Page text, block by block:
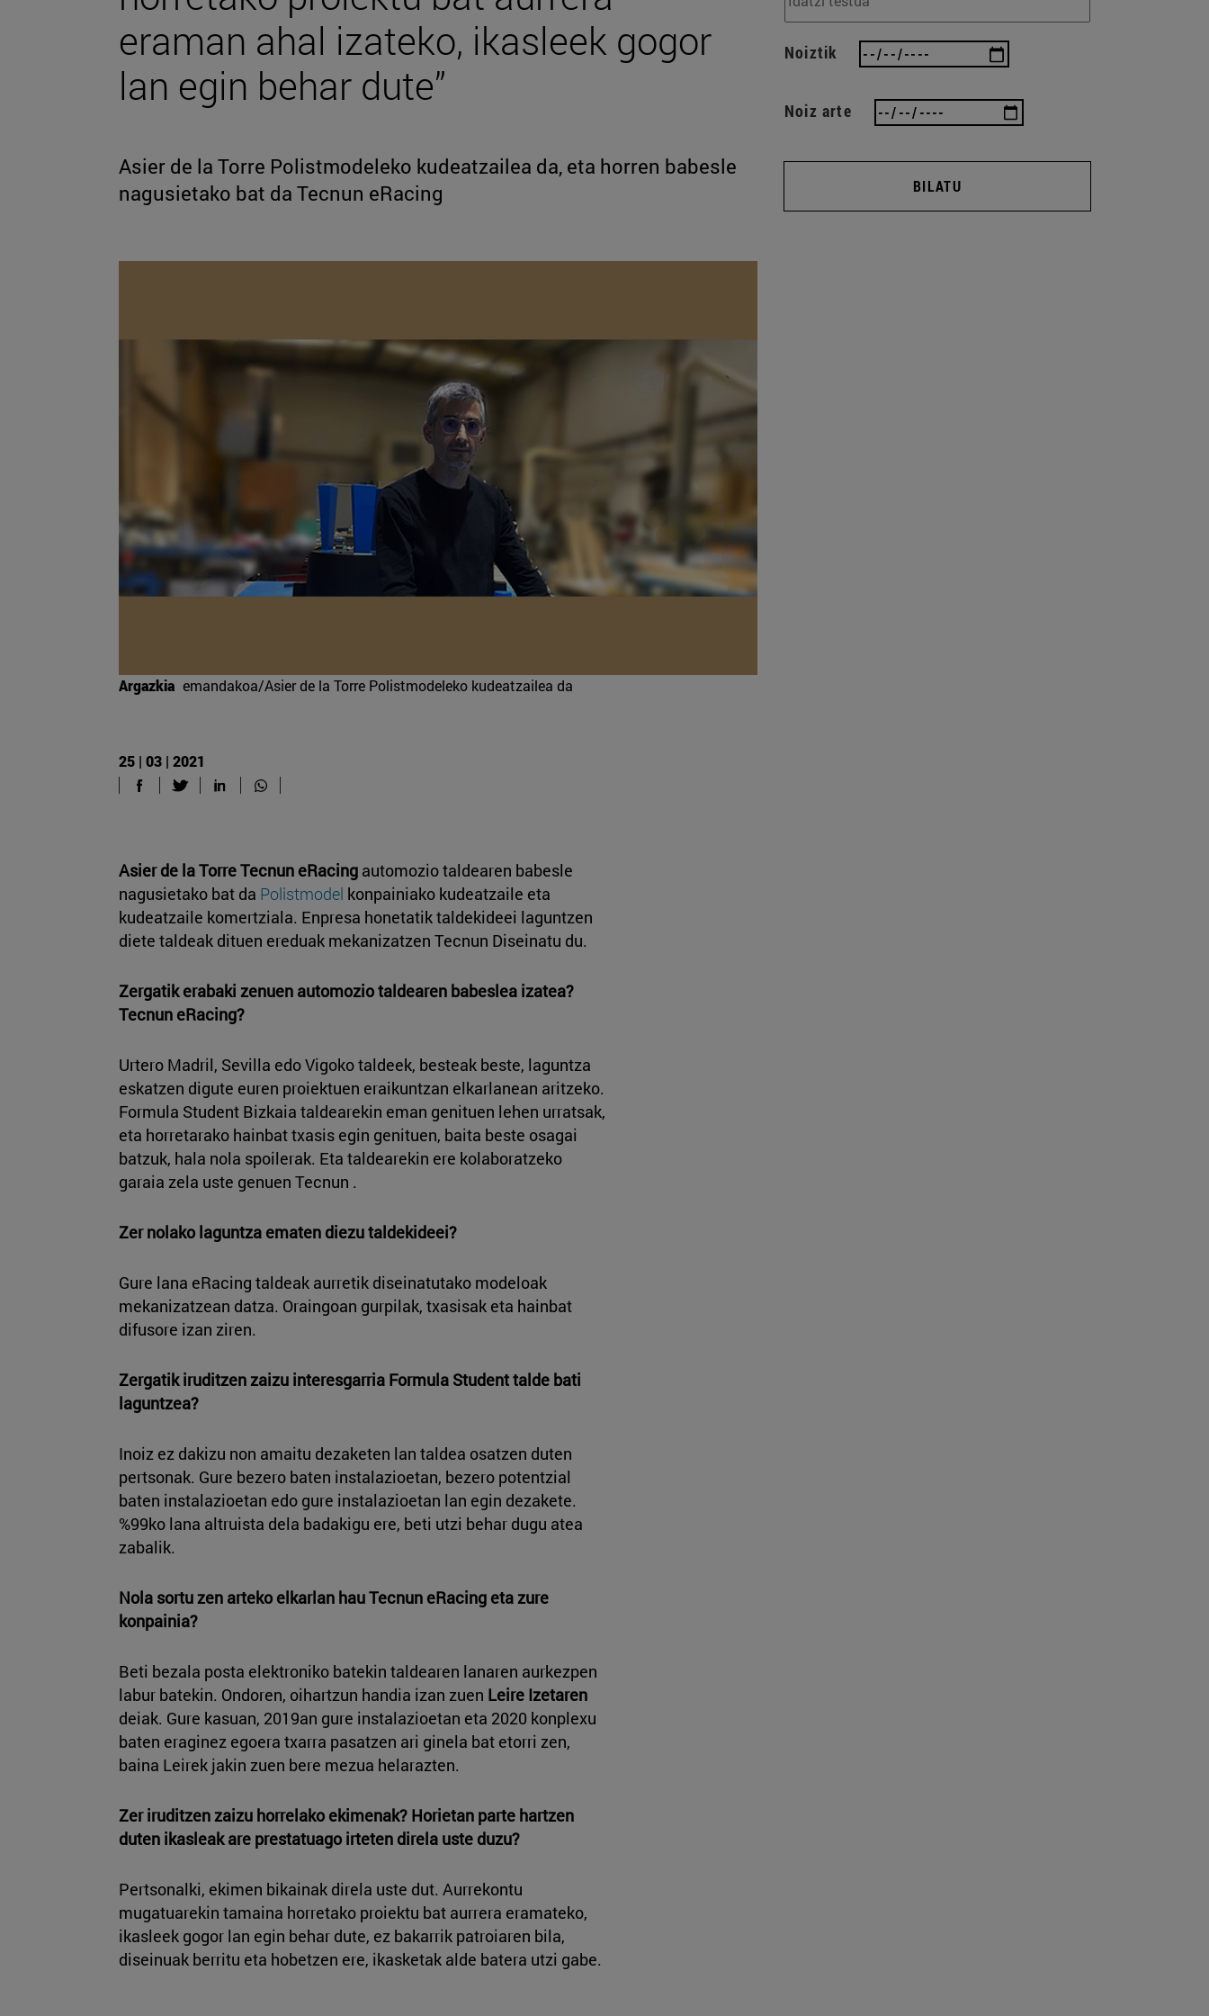
eraman ahal izateko, ikasleek gogor
lan egin behar dute”
Asier de la Torre Polistmodeleko kudeatzailea da, eta horren babesle
nagusietako bat da Tecnun eRacing
Argazkia emandakoa/Asier de la Torre Polistmodeleko kudeatzailea da
25 | 03 | 2021
Asier de la TorreTecnun eRacing automozio taldearen babesle
nagusietako bat da Polistmodel konpainiako kudeatzaile eta
kudeatzaile komertziala. Enpresa honetatik taldekideei laguntzen
diete taldeak dituen ereduak mekanizatzen Tecnun Diseinatu du.
Zergatik erabaki zenuen automozio taldearen babeslea izatea?
Tecnun eRacing?
Urtero Madril, Sevilla edo Vigoko taldeek, besteak beste, laguntza
eskatzen digute euren proiektuen eraikuntzan elkarlanean aritzeko.
Formula Student Bizkaia taldearekin eman genituen lehen urratsak,
eta horretarako hainbat txasis egin genituen, baita beste osagai
batzuk, hala nola spoilerak. Eta taldearekin ere kolaboratzeko
garaia zela uste genuen Tecnun .
Zer nolako laguntza ematen diezu taldekideei?
Gure lana eRacing taldeak aurretik diseinatutako modeloak
mekanizatzean datza. Oraingoan gurpilak, txasisak eta hainbat
difusore izan ziren.
Zergatik iruditzen zaizu interesgarria Formula Student talde bati
laguntzea?
Inoiz ez dakizu non amaitu dezaketen lan taldea osatzen duten
pertsonak. Gure bezero baten instalazioetan, bezero potentzial
baten instalazioetan edo gure instalazioetan lan egin dezakete.
%99ko lana altruista dela badakigu ere, beti utzi behar dugu atea
zabalik.
Nola sortu zen arteko elkarlan hau Tecnun eRacing eta zure
konpainia?
Beti bezala posta elektroniko batekin taldearen lanaren aurkezpen
labur batekin. Ondoren, oihartzun handia izan zuen Leire Izetaren
deiak. Gure kasuan, 2019an gure instalazioetan eta 2020 konplexu
baten eraginez egoera txarra pasatzen ari ginela bat etorri zen,
baina Leirek jakin zuen bere mezua helarazten.
Zer iruditzen zaizu horrelako ekimenak? Horietan parte hartzen
duten ikasleak are prestatuago irteten direla uste duzu?
Pertsonalki, ekimen bikainak direla uste dut. Aurrekontu
mugatuarekin tamaina horretako proiektu bat aurrera eramateko,
ikasleek gogor lan egin behar dute, ez bakarrik patroiaren bila,
diseinuak berritu eta hobetzen ere, ikasketak alde batera utzi gabe.
Noiztik
Noiz arte
BILATU